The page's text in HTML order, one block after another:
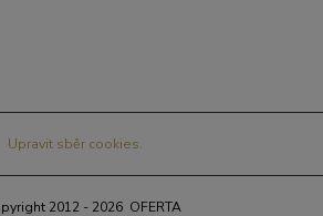
Upravit sběr cookies.
2012 - 2026 OFERTA